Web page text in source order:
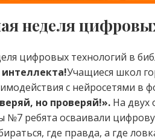
неделя
цифровых технологий в
интеллекта!Учащиеся школ
с нейросетями в
но проверяй!». На двух
№7 ребята осваивали
где правда, а где